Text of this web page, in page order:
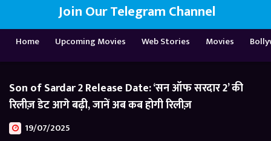
Join Our Telegram Channel
Home Upcoming Movies Web Stories Movies
Son of Sardar 2 Release Date: ‘सन ऑफ सरदार 2’ की
रिलीज़ डेट आगे बढ़ी, जानें अब कब होगी रिलीज़
19/07/2025